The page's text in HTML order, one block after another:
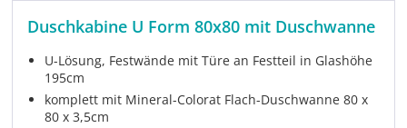
Duschkabine U Form 80x80 mit Duschwanne
U-Lösung, Festwände mit Türe an Festteil in Glashöhe
195cm
komplett mit Mineral-Colorat Flach-Duschwanne 80 x
80 x 3,5cm